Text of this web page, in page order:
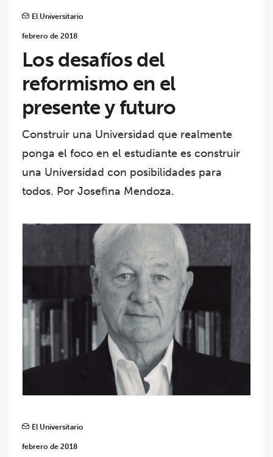
El Universitario
febrero de 2018
Los desafíos del
reformismo en el
presente y futuro
Construir una Universidad que realmente
ponga el foco en el estudiante es construir
una Universidad con posibilidades para
todos. Por Josefina Mendoza.
El Universitario
febrero de 2018